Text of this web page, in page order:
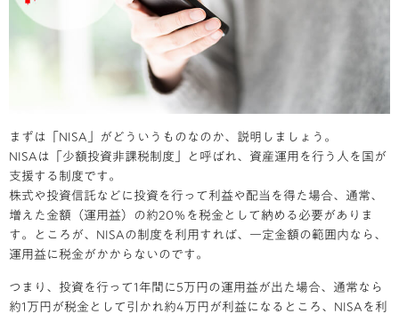
まずは「NISA」がどういうものなのか、説明しましょう。
NISAは「少額投資非課税制度」と呼ばれ、資産運用を行う人を国が
支援する制度です。
株式や投資信託などに投資を行って利益や配当を得た場合、通常、
増えた金額（運用益）の約20％を税金として納める必要がありま
す。ところが、NISAの制度を利用すれば、一定金額の範囲内なら、
運用益に税金がかからないのです。
つまり、投資を行って 1 年間に 5 万円の運用益が出た場合、通常なら
約1 万円が税金として引かれ約4 万円が利益になるところ、 NISA を利